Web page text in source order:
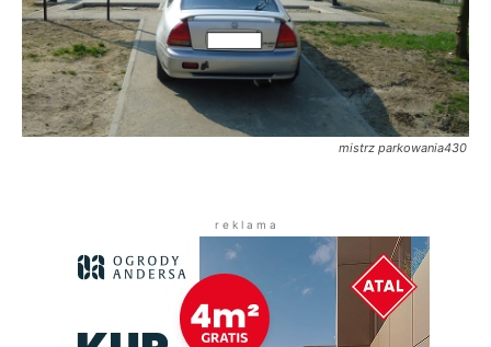
mistrz parkowania430
r e k l a m a